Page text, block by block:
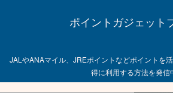
ポイントガジェット
JALやANAマイル、JREポイントなどポイントを
得に利用する方法を発信